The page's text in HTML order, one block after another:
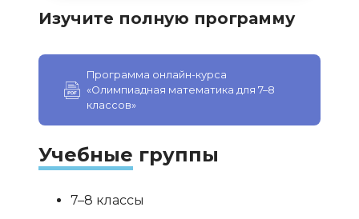
Изучите полную программу
Программа онлайн-курса
«Олимпиадная математика для 7–8
классов»
Учебные группы
7–8 классы